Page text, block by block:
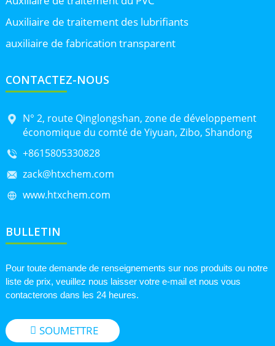
Auxiliaire de traitement des lubrifiants
auxiliaire de fabrication transparent
CONTACTEZ-NOUS
N° 2, route Qinglongshan, zone de développement
économique du comté de Yiyuan, Zibo, Shandong
+8615805330828
zack@htxchem.com
www.htxchem.com
BULLETIN
Pour toute demande de renseignements sur nos produits ou notre
liste de prix, veuillez nous laisser votre e-mail et nous vous
contacterons dans les 24 heures.
SOUMETTRE